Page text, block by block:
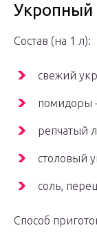
Укропный
Состав (на 1 л):
свежий
помидоры
репчатый
столовый
соль,
Способ